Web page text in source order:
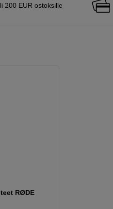
200 EUR ostoksille
RØDE